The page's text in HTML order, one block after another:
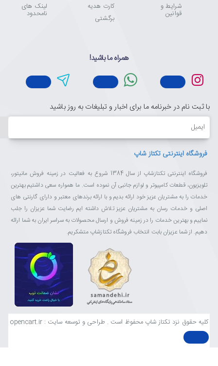
شرایط و
قوانین
کارت هدیه
برگشتی
لینک های
نامحدود
همراه ما باشید!
با ثبت نام در خبرنامه ما برای اخبار و تبلیغات به روز باشید
ایمیل
فروشگاه اینترنتی تکتاز شاپ
فروشگاه اینترنتی تکتازشاپ از سال 1384 شروع به فعالیت در زمینه فروش مانیتور،
تلویزیون، قطعات کامپیوتر و لوازم جانبی آن نموده است. ما همواره سعی داشتیم بهترین
خدمات را به مشتریان عزیز خود ارائه بدیم و با ارائه برندهای معتبر و دارای گارنتی های
اصلی و خدمات رسان به مشتریان عزیز تلاش داشته ایم رضایت شما عزیزان را جلب
نماییم و بهترین خدمات را در زمینه فروش و ارسال محصولات به سراسر ایران به شما ارائه
دهیم. از شما عزیزان بابت انتخاب فروشگاه تکتازشاپ متشکریم.
کلیه حقوق نزد تکتاز شاپ محفوظ است . طراحی و توسعه سایت : opencart.ir